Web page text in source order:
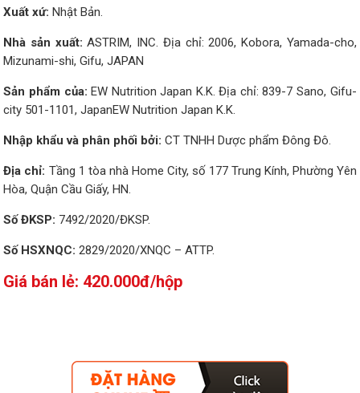
Xuất xứ:Nhật Bản.
Nhà sản xuất: ASTRIM, INC. Địa chỉ: 2006, Kobora, Yamada-cho,
Mizunami-shi, Gifu, JAPAN
Sản phẩm của: EW Nutrition Japan K.K. Địa chỉ: 839-7 Sano, Gifu-
city 501-1101, JapanEW Nutrition Japan K.K.
Nhập khẩu và phân phối bởi: CT TNHH Dược phẩm Đông Đô.
Địa chỉ: Tầng 1 tòa nhà Home City, số 177 Trung Kính, Phường Yên
Hòa, Quận Cầu Giấy, HN.
Số ĐKSP: 7492/2020/ĐKSP.
Số HSXNQC:2829/2020/XNQC – ATTP.
Giá bán lẻ: 420.000đ/hộp